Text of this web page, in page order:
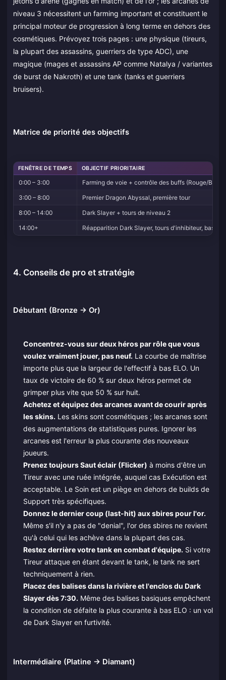
niveau 3 nécessitent un farming important et constituent le
principal moteur de progression à long terme en dehors des
cosmétiques. Prévoyez trois pages : une physique (tireurs,
la plupart des assassins, guerriers de type ADC), une
magique (mages et assassins AP comme Natalya / variantes
de burst de Nakroth) et une tank (tanks et guerriers
bruisers).
Matrice de priorité des objectifs
FENÊTRE DE TEMPS OBJECTIF PRIORITAIRE
0:00 – 3:00
Farming de voie + contrôle des buffs (Rouge/Bleu)
3:00 – 8:00
Premier Dragon Abyssal, première tour
8:00 – 14:00
Dark Slayer + tours de niveau 2
14:00+
Réapparition Dark Slayer, tours d'inhibiteur, base
4. Conseils de pro et stratégie
Débutant (Bronze → Or)
Concentrez-vous sur deux héros par rôle que vous
voulez vraiment jouer, pas neuf. La courbe de maîtrise
importe plus que la largeur de l'effectif à bas ELO. Un
taux de victoire de 60 % sur deux héros permet de
grimper plus vite que 50 % sur huit.
Achetez et équipez des arcanes avant de courir après
les skins. Les skins sont cosmétiques ; les arcanes sont
des augmentations de statistiques pures. Ignorer les
arcanes est l'erreur la plus courante des nouveaux
joueurs.
Prenez toujours Saut éclair (Flicker) à moins d'être un
Tireur avec une ruée intégrée, auquel cas Exécution est
acceptable. Le Soin est un piège en dehors de builds de
Support très spécifiques.
Donnez le dernier coup (last-hit) aux sbires pour l'or.
Même s'il n'y a pas de "denial", l'or des sbires ne revient
qu'à celui qui les achève dans la plupart des cas.
Restez derrière votre tank en combat d'équipe. Si votre
Tireur attaque en étant devant le tank, le tank ne sert
techniquement à rien.
Placez des balises dans la rivière et l'enclos du Dark
Slayer dès 7:30. Même des balises basiques empêchent
la condition de défaite la plus courante à bas ELO : un vol
de Dark Slayer en furtivité.
Intermédiaire (Platine → Diamant)